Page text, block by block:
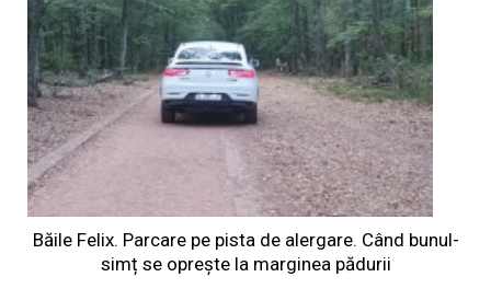
Băile Felix. Parcare pe pista de alergare. Când bunul-
simț se oprește la marginea pădurii